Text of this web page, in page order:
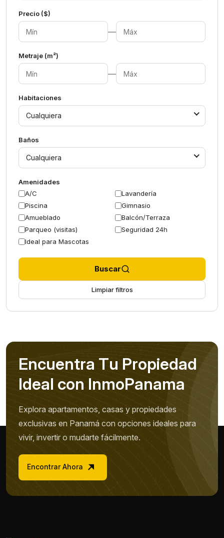
Precio ($)
—
Metraje (m²)
—
Habitaciones
Cualquiera
Baños
Cualquiera
Amenidades
A/C
Lavandería
Piscina
Gimnasio
Amueblado
Balcón/Terraza
Parqueo (visitas)
Seguridad 24h
Ideal para Mascotas
Buscar
Limpiar filtros
Encuentra Tu Propiedad
Ideal con InmoPanama
Explora apartamentos, casas y propiedades
exclusivas en Panamá con opciones ideales para
vivir, invertir o mudarte fácilmente.
Encontrar Ahora